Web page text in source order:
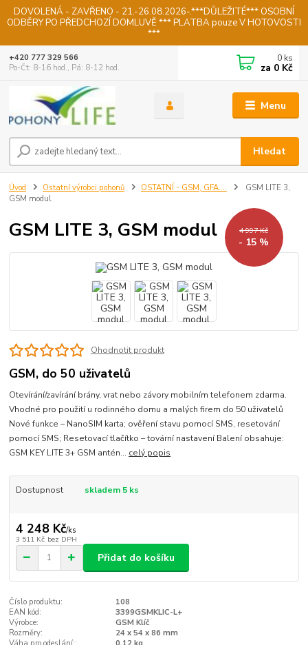
DOVOLENÁ - ZAVŘENO - 21.-26.08.2026-.***DŮLEŽITÉ*** OSOBNÍ
ODBĚRY PO PŘEDCHOZÍ DOMLUVĚ *** PLATBA pouze V HOTOVOSTI
***
Menu
Hledat
+420 777 329 566
Po-Čt: 8-16 hod., Pá: 8-12 hod.
0 ks
za 0 Kč
Úvod Ostatní výrobci pohonů OSTATNÍ - GSM, GFA....
GSM LITE 3,
GSM modul
GSM LITE 3, GSM modul 4 997 Kč
- 15 %
Ohodnotit produkt
GSM, do 50 uživatelů
Otevírání/zavírání brány, vrat nebo závory mobilním telefonem zdarma.
Vhodné pro použití u rodinného domu a malých firem do 50 uživatelů
Nové funkce – NanoSIM karta; ověření stavu pomocí SMS, resetování
pomocí SMS; Resetovací tlačítko – tovární nastavení Balení obsahuje:
GSM KEY LITE 3+ GSM antén... celý popis
Dostupnost skladem 5 ks
4 248 Kč/ks
3 511 Kč bez DPH
Přidat do košíku
Číslo produktu:
108
EAN kód:
3399GSMKLIC-L+
Výrobce:
GSM Klíč
Rozměry:
24 x 54 x 86 mm